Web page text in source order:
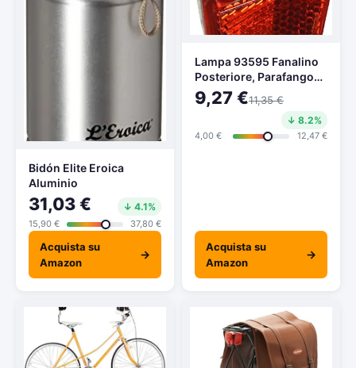
Bidón Elite Eroica
Aluminio
31,03 € ↓ 4.1%
15,90 € 37,80 €
Acquista su
Amazon
→
Lampa 93595 Fanalino
Posteriore, Parafango
Omologato, 1 Super
LED, Multicolore
9,27 €11,35 €
↓ 8.2%
4,00 € 12,47 €
Acquista su
Amazon
→